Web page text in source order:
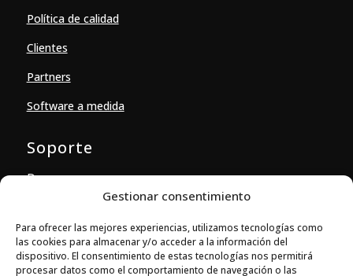
Gestionar consentimiento
Para ofrecer las mejores experiencias, utilizamos tecnologías como
las cookies para almacenar y/o acceder a la información del
dispositivo. El consentimiento de estas tecnologías nos permitirá
procesar datos como el comportamiento de navegación o las
Política de calidad
Clientes
Partners
Software a medida
Soporte
Descargas
Contacto